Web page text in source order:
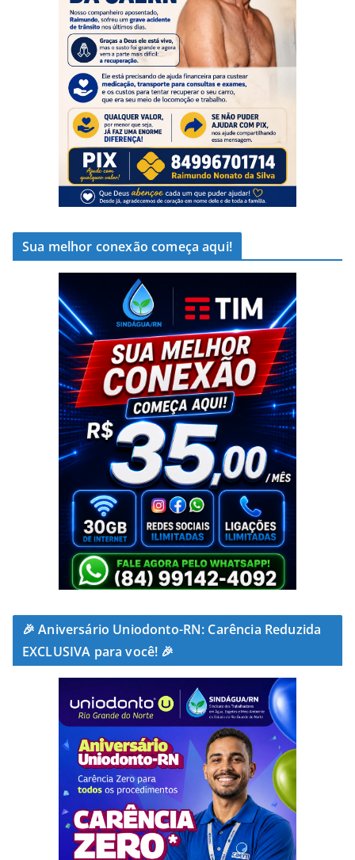
Sua melhor conexão começa aqui!
🎉 Aniversário Uniodonto-RN: Carência Reduzida
EXCLUSIVA para você! 🎉